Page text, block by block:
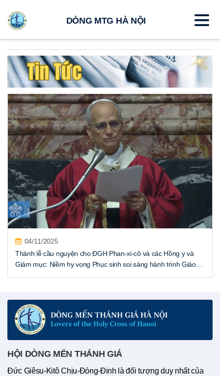
04/11/2025
Thánh lễ cầu nguyện cho ĐGH Phan-xi-cô và các Hồng y và
Giám mục: Niềm hy vọng Phục sinh soi sáng hành trình Giáo
HỘI DÒNG MẾN THÁNH GIÁ
Đức Giêsu-Kitô Chịu-Đóng-Đinh là đối tượng duy nhất của
DÒNG MTG HÀ NỘI